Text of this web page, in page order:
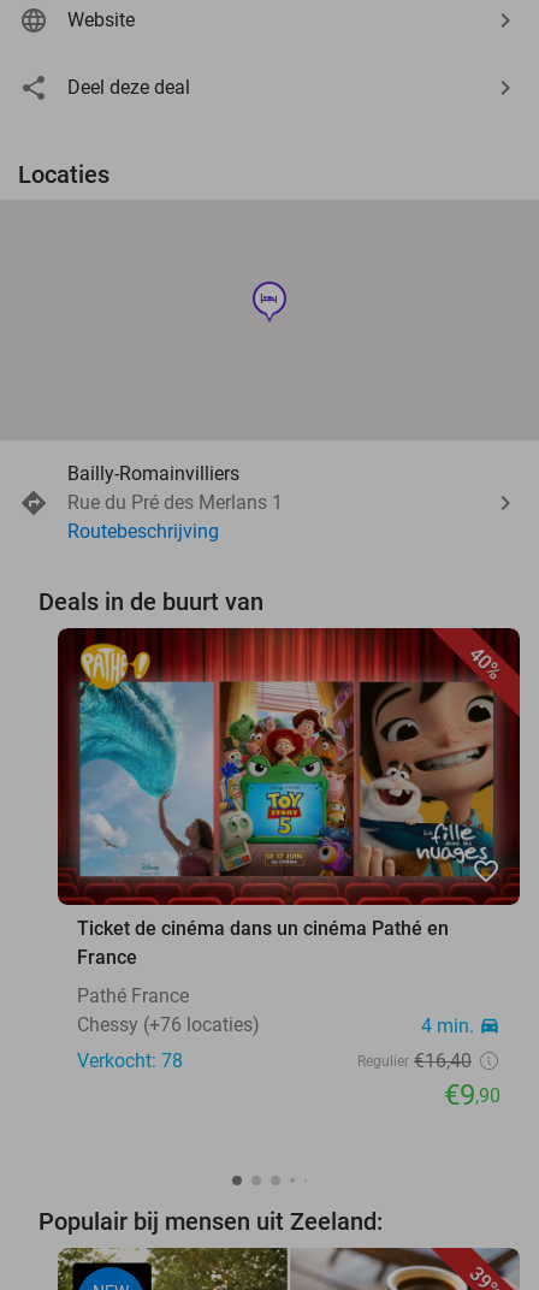
Website
Deel deze deal
Locaties
hotel
Bailly-Romainvilliers
Rue du Pré des Merlans 1
Routebeschrijving
Deals in de buurt van
40%
favorite_border
Ticket de cinéma dans un cinéma Pathé en
France
Pathé France
Chessy (+76 locaties)
4 min. directions_car
Verkocht: 78 Regulier €16,40
€9,90
Populair bij mensen uit Zeeland: